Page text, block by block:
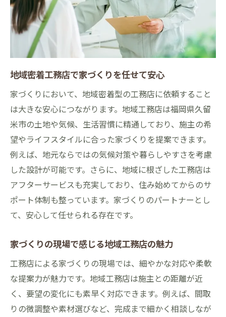
地域密着工務店で家づくりを任せて安心
家づくりにおいて、地域密着型の工務店に依頼すること
は大きな安心につながります。地域工務店は福岡県久留
米市の土地や気候、生活習慣に精通しており、施主の希
望やライフスタイルに合った家づくりを提案できます。
例えば、地元ならではの気候対策や暮らしやすさを考慮
した設計が可能です。さらに、地域に根ざした工務店は
アフターサービスも充実しており、住み始めてからのサ
ポート体制も整っています。家づくりのパートナーとし
て、安心して任せられる存在です。
家づくりの現場で感じる地域工務店の魅力
工務店による家づくりの現場では、細やかな対応や柔軟
な提案力が魅力です。地域工務店は施主との距離が近
く、要望の変化にも素早く対応できます。例えば、間取
りの微調整や素材選びなど、完成まで細かく相談しなが